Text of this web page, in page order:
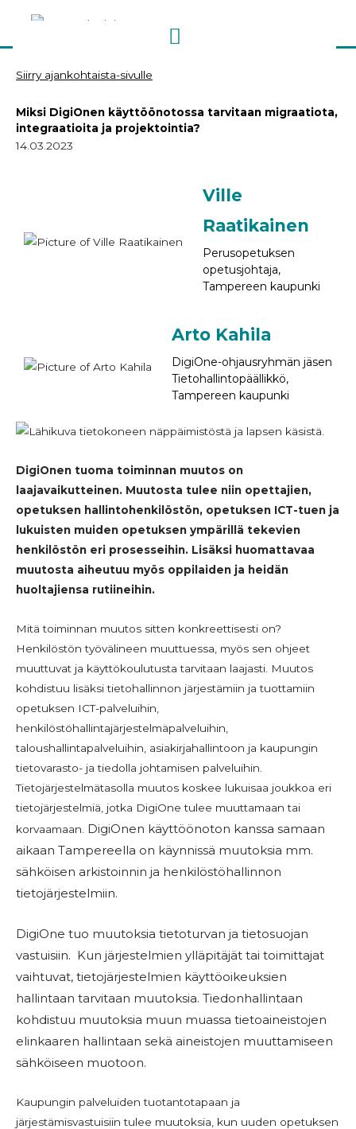
Siirry ajankohtaista-sivulle
Miksi DigiOnen käyttöönotossa tarvitaan migraatiota,
integraatioita ja projektointia?
14.03.2023
Ville
Raatikainen
Perusopetuksen
opetusjohtaja,
Tampereen kaupunki
Arto Kahila
DigiOne-ohjausryhmän jäsen
Tietohallintopäällikkö,
Tampereen kaupunki
DigiOnen tuoma toiminnan muutos on
laajavaikutteinen. Muutosta tulee niin opettajien,
opetuksen hallintohenkilöstön, opetuksen ICT-tuen ja
lukuisten muiden opetuksen ympärillä tekevien
henkilöstön eri prosesseihin. Lisäksi huomattavaa
muutosta aiheutuu myös oppilaiden ja heidän
huoltajiensa rutiineihin.
Mitä toiminnan muutos sitten konkreettisesti on?
Henkilöstön työvälineen muuttuessa, myös sen ohjeet
muuttuvat ja käyttökoulutusta tarvitaan laajasti. Muutos
kohdistuu lisäksi tietohallinnon järjestämiin ja tuottamiin
opetuksen ICT-palveluihin,
henkilöstöhallintajärjestelmäpalveluihin,
taloushallintapalveluihin, asiakirjahallintoon ja kaupungin
tietovarasto- ja tiedolla johtamisen palveluihin.
Tietojärjestelmätasolla muutos koskee lukuisaa joukkoa eri
tietojärjestelmiä, jotka DigiOne tulee muuttamaan tai
korvaamaan. DigiOnen käyttöönoton kanssa samaan
aikaan Tampereella on käynnissä muutoksia mm.
sähköisen arkistoinnin ja henkilöstöhallinnon
tietojärjestelmiin.
DigiOne tuo muutoksia tietoturvan ja tietosuojan
vastuisiin. Kun järjestelmien ylläpitäjät tai toimittajat
vaihtuvat, tietojärjestelmien käyttöoikeuksien
hallintaan tarvitaan muutoksia. Tiedonhallintaan
kohdistuu muutoksia muun muassa tietoaineistojen
elinkaaren hallintaan sekä aineistojen muuttamiseen
sähköiseen muotoon.
Kaupungin palveluiden tuotantotapaan ja
järjestämisvastuisiin tulee muutoksia, kun uuden opetuksen